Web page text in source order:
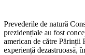
Prevederile de natură
prezidențiale au fost
american de către Părinții
experiență dezastruoasă,